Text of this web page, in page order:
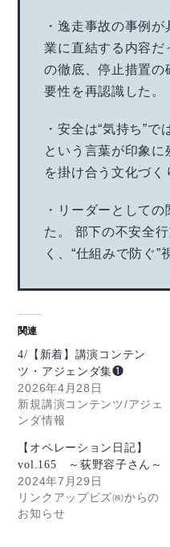
・逸走事故の事例
業に直結する内容だ
の徹底、停止措置の
要性を再認識した。
・安全は“気持ち”で
という言葉が印象
を掛け合う文化づく
・リーダーとして
た。 部下の不安全
く、“仕組みで防ぐ”
関連
4/【新着】講演コンテン
ツ・アジェンダ集❶
2026年4月28日
新規講演コンテンツ/アジェ
ンダ情報
【オペレーション日記】
vol.165 ～荻野容子さん～
2024年7月29日
リンクアップビズ㈱からの
お知らせ